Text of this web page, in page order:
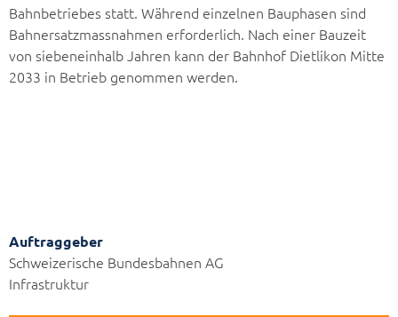
Bahnbetriebes statt. Während einzelnen Bauphasen sind
Bahnersatzmassnahmen erforderlich. Nach einer Bauzeit
von siebeneinhalb Jahren kann der Bahnhof Dietlikon Mitte
2033 in Betrieb genommen werden.
Auftraggeber
Schweizerische Bundesbahnen AG
Infrastruktur